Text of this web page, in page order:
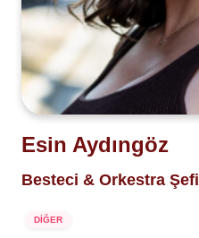
Esin Aydıngöz
Besteci & Orkestra Şefi
DİĞER